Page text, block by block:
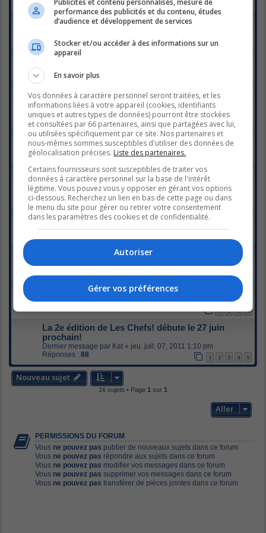
Réponses :52
Avez-vous un(e) préféré(e) jusqu'à maintenant?
Réponses :
79
Où va la nourriture qui sert à l'émission?
Réponses :9
Émission du 8 aout
Dernier message par MsPontchartrain« mer. août 10, 2011 7:23
pm
Réponses :40 1
Émission du 1 Août
Dernier message parlagunna« lun. août 08, 2011 10:33 am
Réponses : 59
Émission du 25 juillet
Dernier message parMsPontchartrain« lun. août 01, 2011 9:05
pm
Réponses :81 1 2 3
Émission du 18 juillet 2011
1 2
Émission du 11 juillet
jeu. juil. 14, 2011 7:57 pm
Émission du 4 juillet
1 2 3 4
La 2e édition de Les Chefs! débute le 27 juin
prochain!
Dernier message par Kat « jeu. juil. 07, 2011 1:10 pm
Réponses : 88 1 2 3 4 5
Nouveau sujet
16 sujets • Page 1 sur 1
Aller
PERMISSIONS DU FORUM
Vous ne pouvez pas publier de nouveaux sujets dans ce forum
Vous ne pouvez pas répondre aux sujets dans ce forum
Vous ne pouvez pas modifier vos messages dans ce forum
Vous ne pouvez pas supprimer vos messages dans ce forum
Vous ne pouvez pas transférer de pièces jointes dans ce forum
Publicités et contenu personnalisés, mesure de
performance des publicités et du contenu, études
d’audience et développement de services
Stocker et/ou accéder à des informations sur un
appareil
En savoir plus
Vos données à caractère personnel seront traitées, et les
informations liées à votre appareil (cookies, identifiants
uniques et autres types de données) pourront être stockées
et consultées par 66 partenaires, ainsi que partagées avec lui,
ou utilisées spécifiquement par ce site. Nos partenaires et
nous-mêmes sommes susceptibles d'utiliser des données de
géolocalisation précises. Liste des partenaires.
Certains fournisseurs sont susceptibles de traiter vos
données à caractère personnel sur la base de l'intérêt
légitime. Vous pouvez vous y opposer en gérant vos options
ci-dessous. Recherchez un lien en bas de cette page ou dans
le menu du site pour gérer ou retirer votre consentement
dans les paramètres des cookies et de confidentialité.
Autoriser
Gérer vos préférences